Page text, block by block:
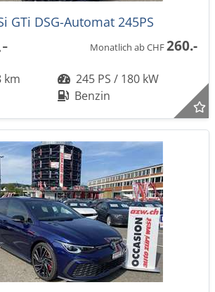
GTi DSG-Automat 245PS
Monatlich ab CHF260.-
km
245 PS / 180 kW
Benzin